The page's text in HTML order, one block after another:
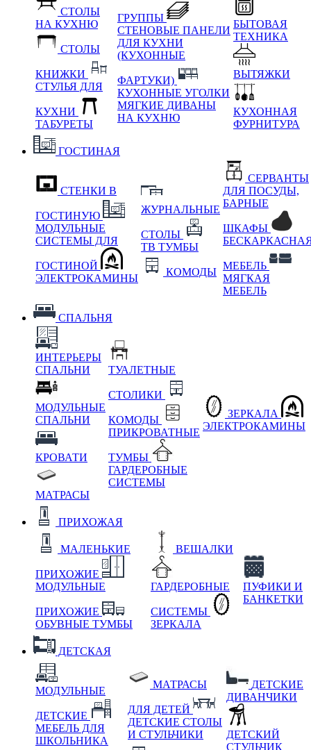
СТОЛЫ
НА КУХНЮ
СТОЛЫ
КНИЖКИ
СТУЛЬЯ ДЛЯ
КУХНИ
ТАБУРЕТЫ
ГРУППЫ
СТЕНОВЫЕ ПАНЕЛИ
ДЛЯ КУХНИ
(КУХОННЫЕ
ФАРТУКИ)
КУХОННЫЕ УГОЛКИ
МЯГКИЕ ДИВАНЫ
НА КУХНЮ
БЫТОВАЯ
ТЕХНИКА
ВЫТЯЖКИ
КУХОННАЯ
ФУРНИТУРА
ГОСТИНАЯ
СТЕНКИ В
ГОСТИНУЮ
МОДУЛЬНЫЕ
СИСТЕМЫ ДЛЯ
ГОСТИНОЙ
ЭЛЕКТРОКАМИНЫ
ЖУРНАЛЬНЫЕ
СТОЛЫ
ТВ ТУМБЫ
КОМОДЫ
СЕРВАНТЫ
ДЛЯ ПОСУДЫ,
БАРНЫЕ
ШКАФЫ
МЕБЕЛЬ
МЯГКАЯ
МЕБЕЛЬ
СПАЛЬНЯ
ИНТЕРЬЕРЫ
СПАЛЬНИ
МОДУЛЬНЫЕ
СПАЛЬНИ
КРОВАТИ
МАТРАСЫ
ТУАЛЕТНЫЕ
СТОЛИКИ
КОМОДЫ
ПРИКРОВАТНЫЕ
ТУМБЫ
ГАРДЕРОБНЫЕ
СИСТЕМЫ
ЗЕРКАЛА
ЭЛЕКТРОКАМИНЫ
ПРИХОЖАЯ
МАЛЕНЬКИЕ
ПРИХОЖИЕ
МОДУЛЬНЫЕ
ПРИХОЖИЕ
ОБУВНЫЕ ТУМБЫ
ВЕШАЛКИ
ГАРДЕРОБНЫЕ
СИСТЕМЫ
ЗЕРКАЛА
ПУФИКИ И
БАНКЕТКИ
ДЕТСКАЯ
МОДУЛЬНЫЕ
ДЕТСКИЕ
МЕБЕЛЬ ДЛЯ
ШКОЛЬНИКА
МАТРАСЫ
ДЛЯ ДЕТЕЙ
ДЕТСКИЕ СТОЛЫ
И СТУЛЬЧИКИ
ДЕТСКИЕ
ДИВАНЧИКИ
ДЕТСКИЙ
СТУЛЬЧИК